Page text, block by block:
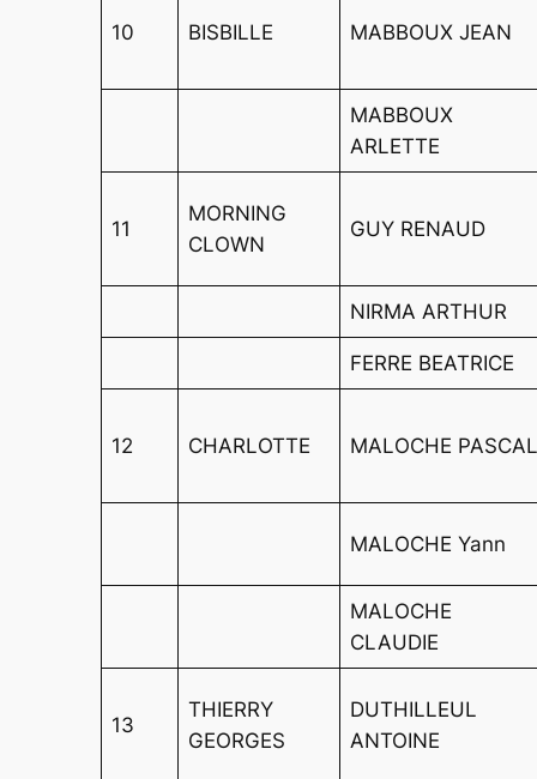
10 BISBILLE MABBOUX JEAN
MABBOUX
ARLETTE
11
MORNING
CLOWN
GUY RENAUD
NIRMA ARTHUR
FERRE BEATRICE
12 CHARLOTTE MALOCHE
MALOCHE Yann
MALOCHE
CLAUDIE
13
THIERRY
GEORGES
DUTHILLEUL
ANTOINE